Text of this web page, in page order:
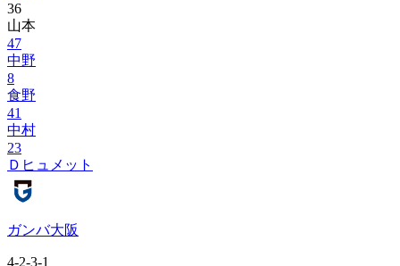
36
山本
47
中野
8
食野
41
中村
23
Ｄヒュメット
ガンバ大阪
4-2-3-1